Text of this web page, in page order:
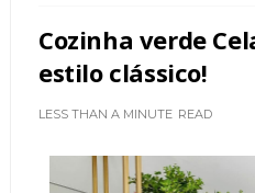
Cozinha verde
estilo clássico!
LESS THAN A MINUTE READ